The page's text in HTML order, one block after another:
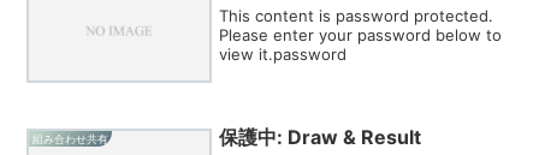
This content is password protected.
Please enter your password below to
view it.password
組み合わせ共有 保護中: Draw & Result